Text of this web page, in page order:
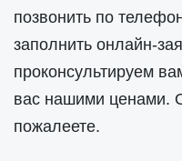
позвонить по
заполнить онлайн-
проконсультируем
вас нашими ценами.
пожалеете.